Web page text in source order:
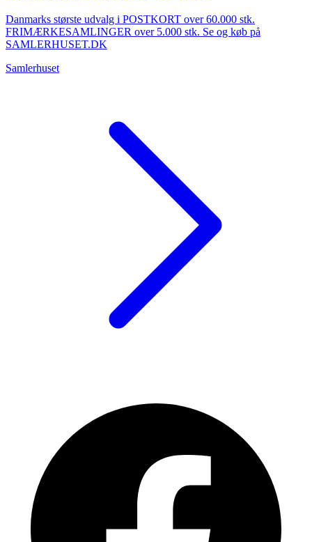
Danmarks største udvalg i POSTKORT over 60.000 stk.
FRIMÆRKESAMLINGER over 5.000 stk. Se og køb på
SAMLERHUSET.DK
Samlerhuset